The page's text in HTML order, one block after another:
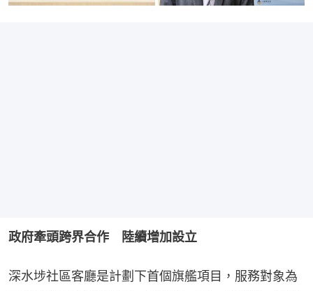
政府牽頭跨界合作　陸續增加設立
深水埗社區客廳是計劃下首個旗艦項目，服務對象為